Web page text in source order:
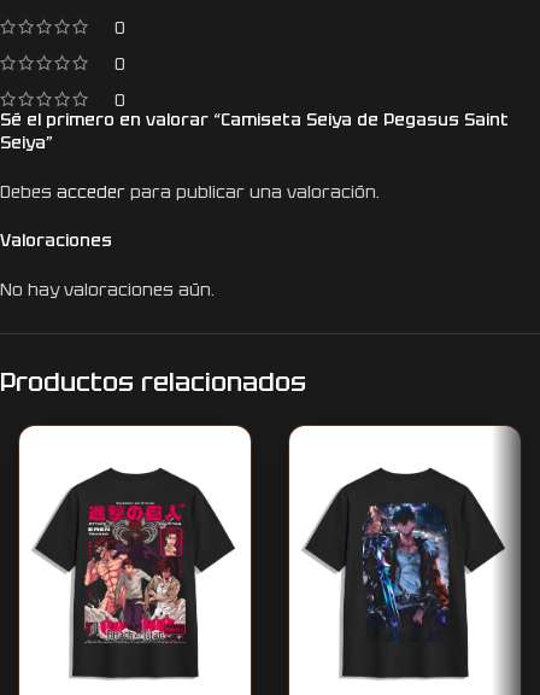
0
0
0
Valoraciones
No hay valoraciones aún.
Sé el primero en valorar “Camiseta Seiya de Pegasus Saint
Seiya”
Debes acceder para publicar una valoración.
Productos relacionados